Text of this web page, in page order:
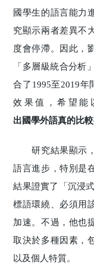
國學生的語言能力
究顯示兩者差異不
度會停滯。因此，
「多層級統合分析
合了1995至2019年
效果值，希望能
出國學外語真的比
研究結果顯示，
語言進步，特別是
結果證實了「沉浸
標語環繞、必須用
加速。不過，他也
取決於多種因素，
以及個人特質。